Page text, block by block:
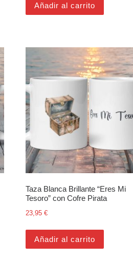
Añadir al carrito
Taza Blanca Brillante “Eres Mi
Tesoro” con Cofre Pirata
23,95 €
Añadir al carrito